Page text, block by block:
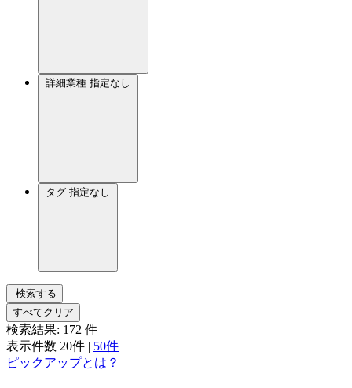
詳細業種 指定なし
タグ 指定なし
検索する
すべてクリア
検索結果: 172 件
表示件数 20件 | 50件
ピックアップとは？